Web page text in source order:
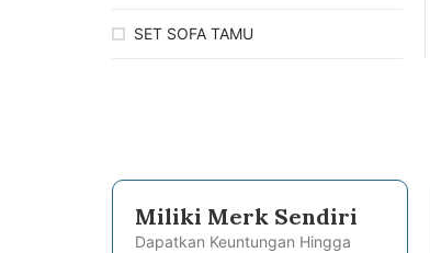
SET SOFA TAMU
Miliki Merk Sendiri
Dapatkan Keuntungan Hingga